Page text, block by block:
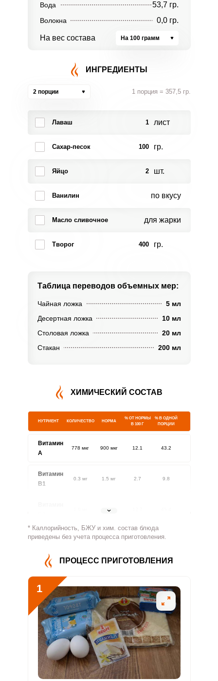
Вода 53,7 гр.
Волокна 0,0 гр.
На вес состава На 100 грамм
ИНГРЕДИЕНТЫ
2 порции 1 порция = 357,5 гр.
Лаваш 1 лист
Сахар-песок 100 гр.
Яйцо 2 шт.
Ванилин по вкусу
Масло сливочное для жарки
Творог 400 гр.
Таблица переводов объемных мер:
Чайная ложка
5 мл
Десертная ложка
10 мл
Столовая ложка
20 мл
Стакан
200 мл
ХИМИЧЕСКИЙ СОСТАВ
НУТРИЕНТ КОЛИЧЕСТВО НОРМА
% ОТ НОРМЫ
В 100 Г
% В ОДНОЙ
ПОРЦИИ
Витамин
A
778 мкг 900 мкг 12.1 43.2
Витамин
В1
0.3 мг 1.5 мг 2.7 9.8
1.8 мг
Витамин
461.6 мг 500 мг 12.9 46.2
Витамин
В5
Витамин
В6
0.9 мг 6.6 23.7
Витамин
В9
174.5 мкг 400 мкг 6.1 21.8
Витамин
В12
5.9 мкг 3 мкг 27.3
* Каллорийность, БЖУ и хим. состав блюда
приведены без учета процесса приготовления.
ПРОЦЕСС ПРИГОТОВЛЕНИЯ
1